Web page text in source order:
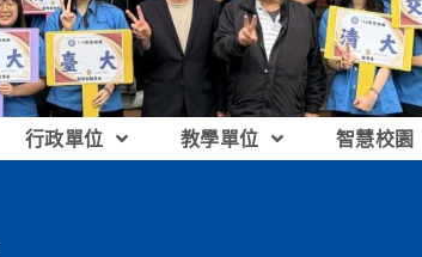
行政單位 教學單位 智慧校園